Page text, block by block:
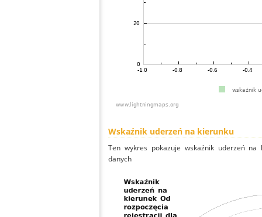
Wskaźnik uderzeń na kierunku
Ten wykres pokazuje wskaźnik uderzeń
danych